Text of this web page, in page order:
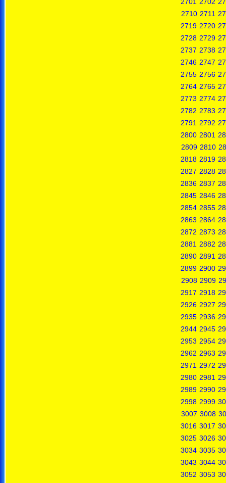
2710 2711
2719 2720
2728 2729
2737 2738
2746 2747
2755 2756
2764 2765
2773 2774
2782 2783
2791 2792
2800 2801
2809 2810
2818 2819
2827 2828
2836 2837
2845 2846
2854 2855
2863 2864
2872 2873
2881 2882
2890 2891
2899 2900
2908 2909
2917 2918
2926 2927
2935 2936
2944 2945
2953 2954
2962 2963
2971 2972
2980 2981
2989 2990
2998 2999
3007 3008
3016 3017
3025 3026
3034 3035
3043 3044
3052 3053